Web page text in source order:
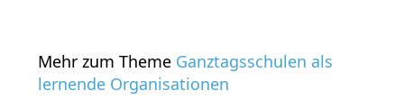
Mehr zum Theme Ganztagsschulen als
lernende Organisationen